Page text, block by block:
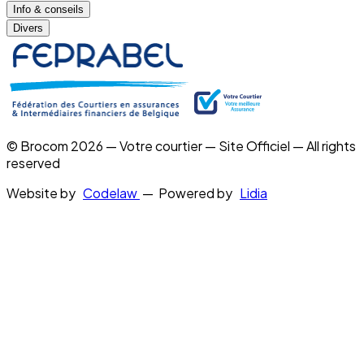
Info & conseils
Divers
© Brocom 2026 — Votre courtier — Site Officiel — All rights
reserved
Website by Codelaw — Powered by Lidia